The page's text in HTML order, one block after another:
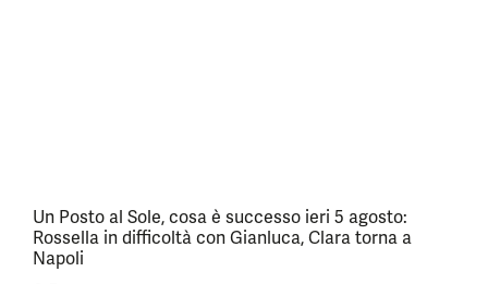
Un Posto al Sole, cosa è successo ieri 5 agosto:
Rossella in difficoltà con Gianluca, Clara torna a
Napoli